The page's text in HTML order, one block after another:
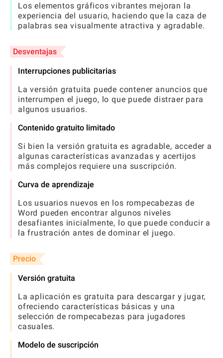
Los elementos gráficos vibrantes mejoran la
experiencia del usuario, haciendo que la caza de
palabras sea visualmente atractiva y agradable.
Desventajas
Interrupciones publicitarias
La versión gratuita puede contener anuncios que
interrumpen el juego, lo que puede distraer para
algunos usuarios.
Contenido gratuito limitado
Si bien la versión gratuita es agradable, acceder a
algunas características avanzadas y acertijos
más complejos requiere una suscripción.
Curva de aprendizaje
Los usuarios nuevos en los rompecabezas de
Word pueden encontrar algunos niveles
desafiantes inicialmente, lo que puede conducir a
la frustración antes de dominar el juego.
Precio
Versión gratuita
La aplicación es gratuita para descargar y jugar,
ofreciendo características básicas y una
selección de rompecabezas para jugadores
casuales.
Modelo de suscripción